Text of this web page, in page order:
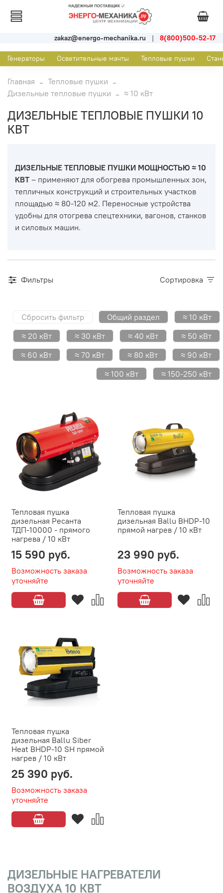
zakaz@energo-mechanika.ru | 8(800)500-52-17
Генераторы Осветительные мачты Тепловые пушки
Главная
Тепловые пушки
Дизельные тепловые пушки
≈ 10 кВт
ДИЗЕЛЬНЫЕ ТЕПЛОВЫЕ ПУШКИ 10
КВТ
ДИЗЕЛЬНЫЕ ТЕПЛОВЫЕ ПУШКИ МОЩНОСТЬЮ ≈ 10
КВТ – применяют для обогрева промышленных зон,
тепличных конструкций и строительных участков
площадью ≈ 80-120 м2. Переносные устройства
удобны для отогрева спецтехники, вагонов, станков
и силовых машин.
Фильтры Сортировка
Сбросить фильтр Общий раздел
≈ 10 кВт
≈ 20 кВт
≈ 30 кВт ≈ 40 кВт
≈ 50 кВт
≈ 60 кВт
≈ 70 кВт ≈ 80 кВт
≈ 90 кВт
≈ 100 кВт
≈ 150-250 кВт
Тепловая пушка
дизельная Ресанта
ТДП-10000 - прямого
нагрева / 10 кВт
Возможность заказа
уточняйте
15 590 руб.
Тепловая пушка
дизельная Ballu BHDP-10
прямой нагрев / 10 кВт
Возможность заказа
уточняйте
23 990 руб.
Тепловая пушка
дизельная Ballu Siber
Heat BHDP-10 SH прямой
нагрев / 10 кВт
Возможность заказа
уточняйте
25 390 руб.
ДИЗЕЛЬНЫЕ НАГРЕВАТЕЛИ
ВОЗДУХА 10 КВТ